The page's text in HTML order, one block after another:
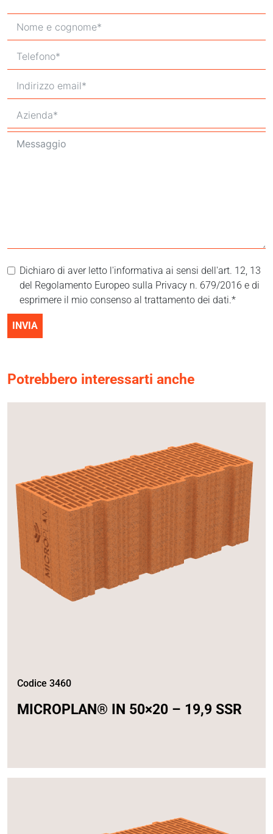
Dichiaro di aver letto l'informativa ai sensi dell'art. 12, 13
del Regolamento Europeo sulla Privacy n. 679/2016 e di
esprimere il mio consenso al trattamento dei dati.*
INVIA
Potrebbero interessarti anche
Codice 3460
MICROPLAN® IN 50×20 – 19,9 SSR